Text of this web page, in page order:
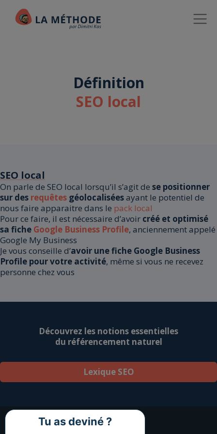
Définition
SEO local
SEO local
On parle de SEO local lorsqu’il s’agit de se positionner
sur des requêtes géolocaliséesayant le potentiel de
nous faire apparaitre dans le pack local
Pour ce faire, il est nécessaire d’avoir créé et optimisé
sa fiche Google Business Profile, anciennement appelé
Google My Business
Je vous conseille d’avoir une fiche Google Business
Profile pour votre activité, même si vous ne recevez
personne chez vous
Découvrez les notions essentielles
du référencement naturel
Lexique SEO
Tu as deviné ?